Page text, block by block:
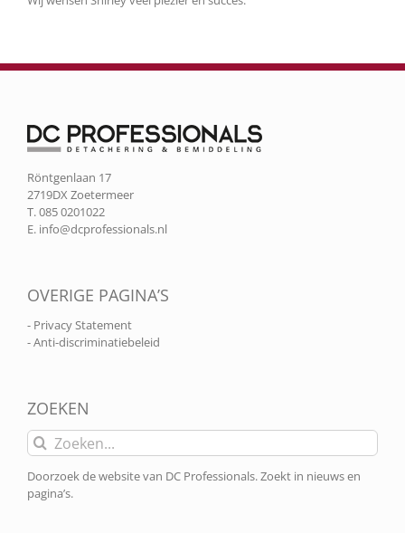
Röntgenlaan 17
2719DX Zoetermeer
T. 085 0201022
E. info@dcprofessionals.nl
OVERIGE PAGINA’S
- Privacy Statement
- Anti-discriminatiebeleid
ZOEKEN
Zoeken
naar:
Doorzoek de website van DC Professionals. Zoekt in nieuws en
pagina’s.